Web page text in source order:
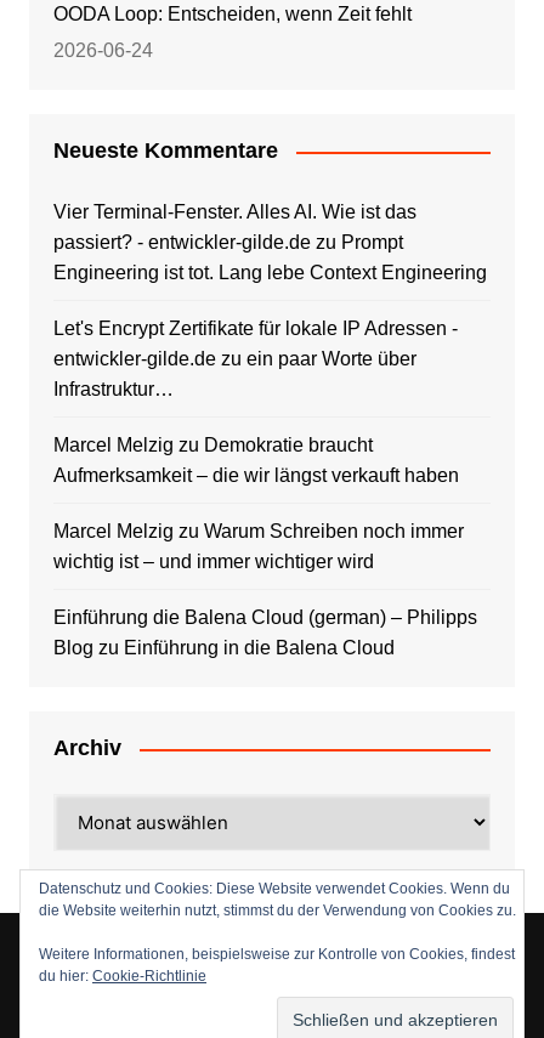
OODA Loop: Entscheiden, wenn Zeit fehlt
2026-06-24
Neueste Kommentare
Vier Terminal-Fenster. Alles AI. Wie ist das
passiert? - entwickler-gilde.dezu Prompt
Engineering ist tot. Lang lebe Context Engineering
Let's Encrypt Zertifikate für lokale IP Adressen -
entwickler-gilde.dezu ein paar Worte über
Infrastruktur…
Marcel Melzig zu Demokratie braucht
Aufmerksamkeit – die wir längst verkauft haben
Marcel Melzig zu Warum Schreiben noch immer
wichtig ist – und immer wichtiger wird
Einführung die Balena Cloud (german) – Philipps
Blog zu Einführung in die Balena Cloud
Archiv
Copyright © 2026 entwickler-gilde.de. Alle Rechte
Datenschutz und Cookies: Diese Website verwendet Cookies. Wenn du
die Website weiterhin nutzt, stimmst du der Verwendung von Cookies zu.
Weitere Informationen, beispielsweise zur Kontrolle von Cookies, findest
du hier: Cookie-Richtlinie